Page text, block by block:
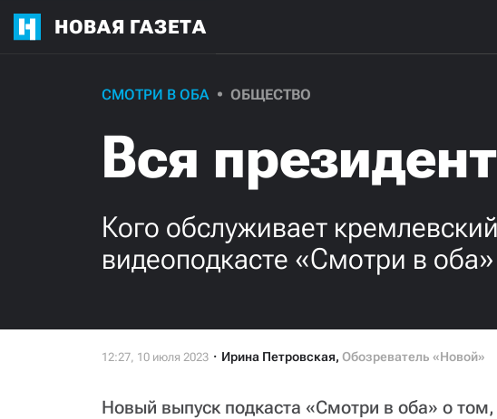
НОВАЯ ГАЗЕТА
СМОТРИ В ОБА ОБЩЕСТВО
Вся
Кого обслуживает
видеоподкасте «Смотри в оба»
Ирина Петровская, Обозреватель «Новой»
Новый выпуск подкаста «Смотри в оба» о том,